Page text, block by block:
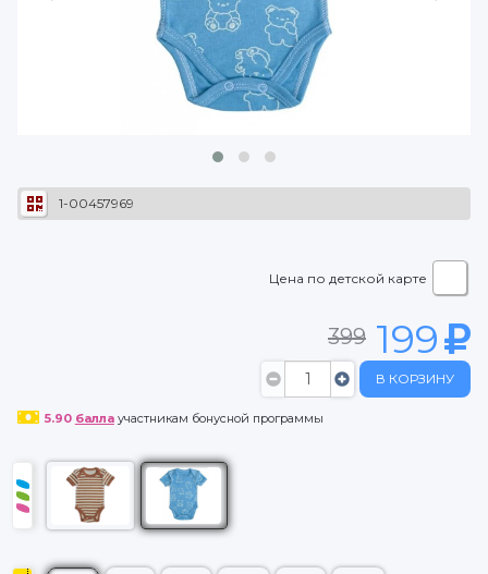
1-00457969
Цена по детской карте
399 199
В КОРЗИНУ
5.90 баллаучастникам бонусной программы